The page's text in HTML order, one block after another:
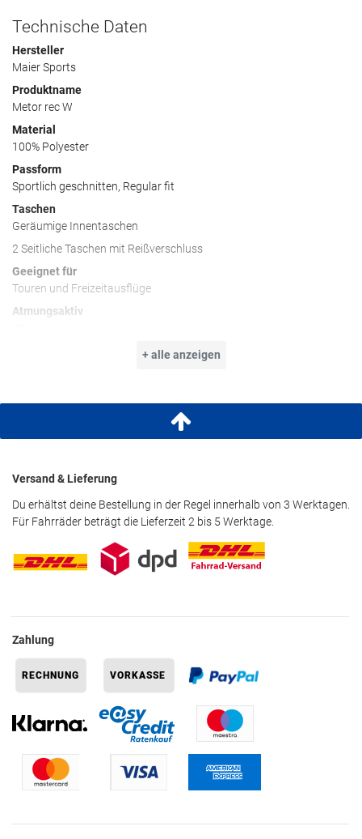
Technische Daten
Hersteller
Maier Sports
Produktname
Metor rec W
Material
100% Polyester
Passform
Sportlich geschnitten, Regular fit
Taschen
Geräumige Innentaschen
2 Seitliche Taschen mit Reißverschluss
Geeignet für
Touren und Freizeitausflüge
Atmungsaktiv
Silverplus® Netzfutter
Individuell weitenregulierbare Armabschlüsse
mTEX 10.000
Weitenregulierbarer Saum
Wasserabweisende, PFC-freie Imprägnierung
+ alle anzeigen
Versand & Lieferung
Du erhältst deine Bestellung in der Regel innerhalb von 3 Werktagen.
Für Fahrräder beträgt die Lieferzeit 2 bis 5 Werktage.
Zahlung